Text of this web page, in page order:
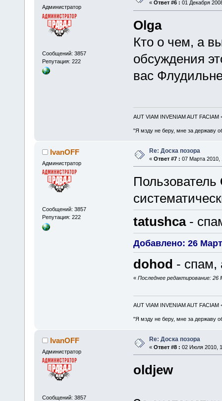
Администратор
Сообщений: 3857
Репутация: 222
« Ответ #6 : 01 Декабря
Olga
Кто о чем, а
обсуждения
вас
AUT VIAM INVENIAM AUT FACIAM
"Я мзду не беру, мне за державу
IvanOFF
Администратор
Сообщений: 3857
Репутация: 222
Re: Доска позора
« Ответ #7 : 07 Марта 2010,
Пользователь
tatushca-
Добавлено: 26
dohod - спам,
« Последнее редактирование:
AUT VIAM INVENIAM AUT FACIAM
"Я мзду не беру, мне за державу
IvanOFF
Администратор
Сообщений: 3857
Re: Доска позора
« Ответ #8 : 02 Июля 2010,
oldjew